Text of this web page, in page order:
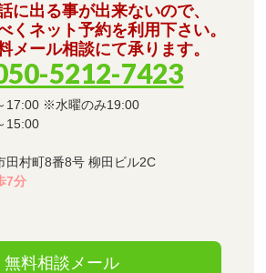
に出る事が出来ないので、
くネット予約を利用下さい。
メール相談にて承ります。
5212-7423
17:00 ※水曜のみ19:00
田村町8番8号 柳田ビル2C
7分
無料相談メール